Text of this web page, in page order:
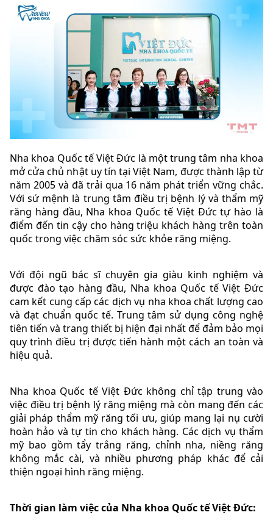
Nha khoa Quốc tế Việt Đức là một trung tâm nha khoa
mở cửa chủ nhật uy tín tại Việt Nam, được thành lập từ
năm 2005 và đã trải qua 16 năm phát triển vững chắc.
Với sứ mệnh là trung tâm điều trị bệnh lý và thẩm mỹ
răng hàng đầu, Nha khoa Quốc tế Việt Đức tự hào là
điểm đến tin cậy cho hàng triệu khách hàng trên toàn
quốc trong việc chăm sóc sức khỏe răng miệng.
Với đội ngũ bác sĩ chuyên gia giàu kinh nghiệm và
được đào tạo hàng đầu, Nha khoa Quốc tế Việt Đức
cam kết cung cấp các dịch vụ nha khoa chất lượng cao
và đạt chuẩn quốc tế. Trung tâm sử dụng công nghệ
tiên tiến và trang thiết bị hiện đại nhất để đảm bảo mọi
quy trình điều trị được tiến hành một cách an toàn và
hiệu quả.
Nha khoa Quốc tế Việt Đức không chỉ tập trung vào
việc điều trị bệnh lý răng miệng mà còn mang đến các
giải pháp thẩm mỹ răng tối ưu, giúp mang lại nụ cười
hoàn hảo và tự tin cho khách hàng. Các dịch vụ thẩm
mỹ bao gồm tẩy trắng răng, chỉnh nha, niềng răng
không mắc cài, và nhiều phương pháp khác để cải
thiện ngoại hình răng miệng.
Thời gian làm việc của Nha khoa Quốc tế Việt Đức: